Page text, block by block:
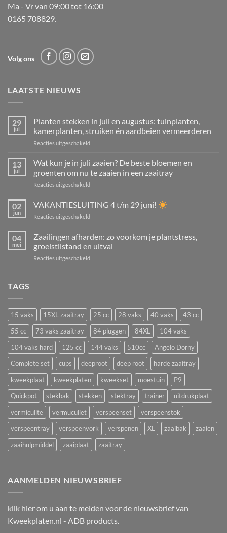
Ma - Vr van 09:00 tot 16:00
0165 708829.
Volg ons
LAATSTE NIEUWS
29
jul
Planten stekken in juli en augustus: tuinplanten,
kamerplanten, struiken én aardbeien vermeerderen
Reacties uitgeschakeldvoor
stekken
juli
en
tuinplanten,
struiken
aardbeien
vermeerderen
13
jul
Wat kun je in juli zaaien? De beste bloemen en
groenten om nu te zaaien in een zaaitray
Reacties uitgeschakeldvoor
kun
in
zaaien?
De
bloemen
zaaien
in
een
zaaitray
02
jun
VAKANTIESLUITING 4 t/m 29 juni!
Reacties uitgeschakeldvoor
29
juni!
04
mei
Zaailingen afharden: zo voorkom je plantstress,
groeistilstand en uitval
Reacties uitgeschakeldvoor
plantstress,
groeistilstand
en
uitval
TAGS
15 vaks 15XL zaaitray 25 cc 28 vaks 40 vaks
43 cc
55 cc
73 vaks zaaitray 84 pluggen 84XL
104 vaks
104 vaks hard
125 cc 144 vaks 510cc
Angelo Dorny
Complete set
cups deeproot deep root
harde zaaitray
kweekplaat
kweekplaten kweekset moestuin
P9
Quickpot
stekbak stekken stektray trainer
uitdrukplaat
vermiculite
vermuculiet verspeenset
verspeenstok
verspeentray
verspeenvork verspenen XL zaaibak
zaaien
zaaihulpmiddel
zaaiplaat zaaitray
AANMELDEN NIEUWSBRIEF
klik hierom u aan te melden voor de nieuwsbrief van
Kweekplaten.nl - ADB products.